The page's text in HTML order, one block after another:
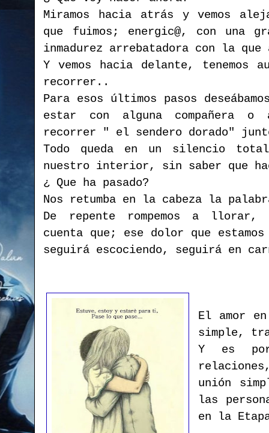
Miramos hacia atrás y vemos
que fuimos; energic@, con una
inmadurez arrebatadora con la que
Y vemos hacia delante, tenemos
recorrer..
Para esos últimos pasos
estar con alguna compañera o
recorrer " el sendero dorado"
Todo queda en un silencio
nuestro interior, sin saber que
¿ Que ha pasado?
Nos retumba en la cabeza la palabra
De repente rompemos a llorar,
cuenta que; ese dolor que
seguirá escociendo, seguirá en
El amor
simple,
Y es
unión
las
en la